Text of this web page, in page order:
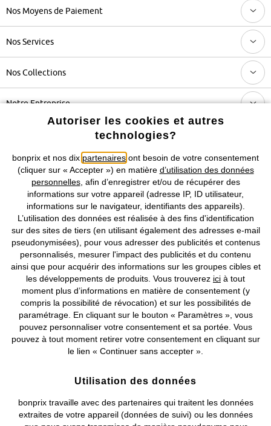
Nos Moyens de Paiement
Nos Services
Nos Collections
Notre Entreprise
Retrouvez bonprix sur
Prix indiqués TVA comprise avec en susfrais de port & de service
CGV Données personnelles Paramètres des cookies
Mentions légales Résilier le contrat
2026 bonprix. Tous droits réservés.
Deutsch Français
Autoriser les cookies et autres
technologies?
bonprix et nos dix partenaires ont besoin de votre consentement
(cliquer sur « Accepter ») en matière d’utilisation des données
personnelles, afin d’enregistrer et/ou de récupérer des
informations sur votre appareil (adresse IP, ID utilisateur,
informations sur le navigateur, identifiants des appareils).
L’utilisation des données est réalisée à des fins d'identification
sur des sites de tiers (en utilisant également des adresses e-mail
pseudonymisées), pour vous adresser des publicités et contenus
personnalisés, mesurer l'impact des publicités et du contenu
ainsi que pour acquérir des informations sur les groupes cibles et
les développements de produits. Vous trouverez ici à tout
moment plus d’informations en matière de consentement (y
compris la possibilité de révocation) et sur les possibilités de
paramétrage. En cliquant sur le bouton « Paramètres », vous
pouvez personnaliser votre consentement et sa portée. Vous
pouvez à tout moment retirer votre consentement en cliquant sur
le lien « Continuer sans accepter ».
Utilisation des données
bonprix travaille avec des partenaires qui traitent les données
extraites de votre appareil (données de suivi) ou les données